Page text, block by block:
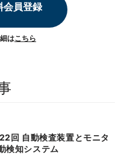
会員登録
はこちら
回 自動検査装置とモニタ
検知システム